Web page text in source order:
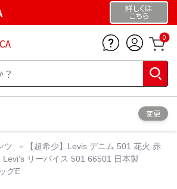
詳しくは
こちら
0
変更
ツ
【超希少】Levis デニム 501 花火 赤
リーバイス 501 66501 日本製
グE